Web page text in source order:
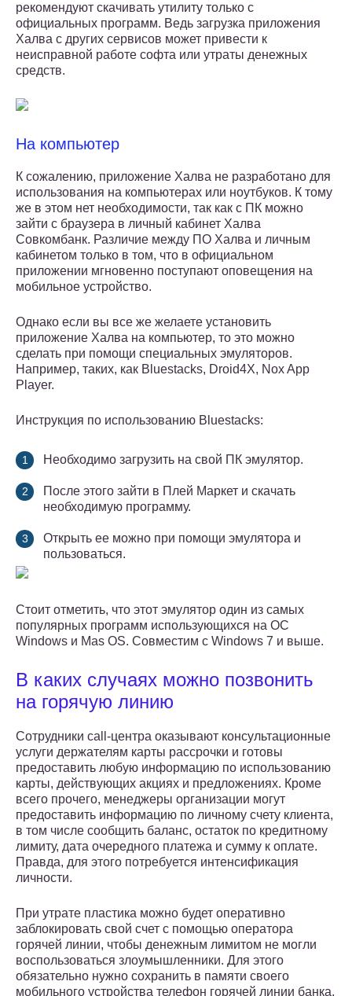
рекомендуют скачивать утилиту только с
официальных программ. Ведь загрузка приложения
Халва с других сервисов может привести к
неисправной работе софта или утраты денежных
средств.
На компьютер
К сожалению, приложение Халва не разработано для
использования на компьютерах или ноутбуков. К тому
же в этом нет необходимости, так как с ПК можно
зайти с браузера в личный кабинет Халва
Совкомбанк. Различие между ПО Халва и личным
кабинетом только в том, что в официальном
приложении мгновенно поступают оповещения на
мобильное устройство.
Однако если вы все же желаете установить
приложение Халва на компьютер, то это можно
сделать при помощи специальных эмуляторов.
Например, таких, как Bluestacks, Droid4X, Nox App
Player.
Инструкция по использованию Bluestacks:
Необходимо загрузить на свой ПК эмулятор.
После этого зайти в Плей Маркет и скачать
необходимую программу.
Открыть ее можно при помощи эмулятора и
пользоваться.
Стоит отметить, что этот эмулятор один из самых
популярных программ использующихся на ОС
Windows и Mas OS. Совместим с Windows 7 и выше.
В каких случаях можно позвонить
на горячую линию
Сотрудники call-центра оказывают консультационные
услуги держателям карты рассрочки и готовы
предоставить любую информацию по использованию
карты, действующих акциях и предложениях. Кроме
всего прочего, менеджеры организации могут
предоставить информацию по личному счету клиента,
в том числе сообщить баланс, остаток по кредитному
лимиту, дата очередного платежа и сумму к оплате.
Правда, для этого потребуется интенсификация
личности.
При утрате пластика можно будет оперативно
заблокировать свой счет с помощью оператора
горячей линии, чтобы денежным лимитом не могли
воспользоваться злоумышленники. Для этого
обязательно нужно сохранить в памяти своего
мобильного устройства телефон горячей линии банка,